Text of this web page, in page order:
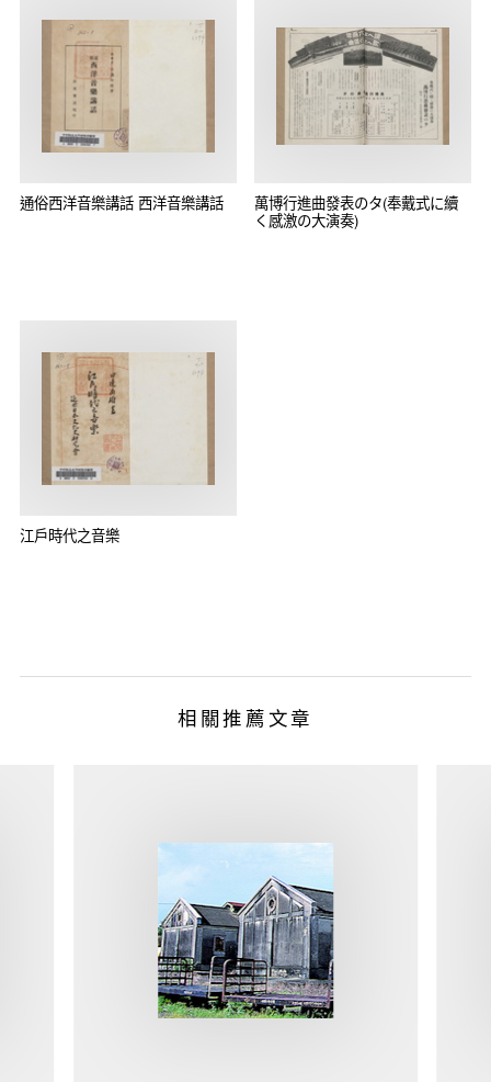
通俗西洋音樂講話 西洋音樂講話
萬博行進曲發表のタ(奉戴式に續
く感激の大演奏)
江戶時代之音樂
相關推薦文章